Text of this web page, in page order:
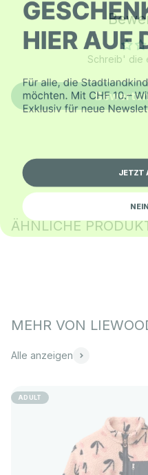
Schreib' die
Alle anzeigen
ADULT